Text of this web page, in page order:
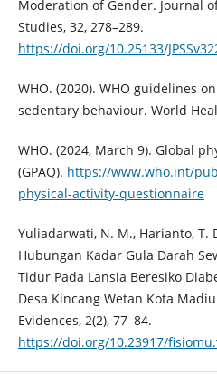
Moderation of Gender. Journal
Studies, 32, 278–289.
https://doi.org/10.25133/
WHO. (2020). WHO guidelines
sedentary behaviour. World
WHO. (2024, March 9). Global
(GPAQ). https://www.who.int/
physical-activity-questionnaire
Yuliadarwati, N. M., Harianto, T.
Hubungan Kadar Gula Darah
Tidur Pada Lansia Beresiko
Desa Kincang Wetan Kota
Evidences, 2(2), 77–84.
https://doi.org/10.23917/